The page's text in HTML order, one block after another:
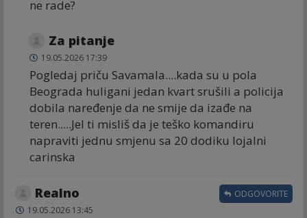
ne rade?
Za pitanje
19.05.2026 17:39
Pogledaj priču Savamala....kada su u pola
Beograda huligani jedan kvart srušili a policija
dobila naređenje da ne smije da izađe na
teren.....Jel ti misliš da je teško komandiru
napraviti jednu smjenu sa 20 dodiku lojalni
carinska
Realno
19.05.2026 13:45
ODGOVORITE